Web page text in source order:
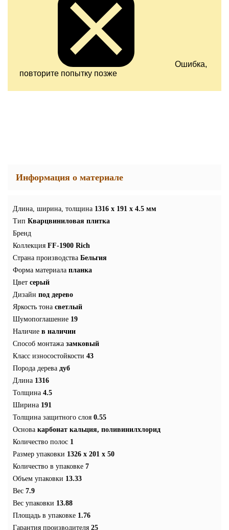
Ошибка,
повторите попытку позже
Информация о материале
Длина, ширина, толщина 1316 x 191 x 4.5 мм
Тип Кварцвиниловая плитка
Бренд
Коллекция FF-1900 Rich
Страна производства Бельгия
Форма материала планка
Цвет серый
Дизайн под дерево
Яркость тона светлый
Шумопоглашение 19
Наличие в наличии
Способ монтажа замковый
Класс износостойкости 43
Порода дерева дуб
Длина 1316
Толщина 4.5
Ширина 191
Толщина защитного слоя 0.55
Основа карбонат кальция, поливинилхлорид
Количество полос 1
Размер упаковки 1326 x 201 x 50
Количество в упаковке 7
Объем упаковки 13.33
Вес 7.9
Вес упаковки 13.88
Площадь в упаковке 1.76
Гарантия производителя 25